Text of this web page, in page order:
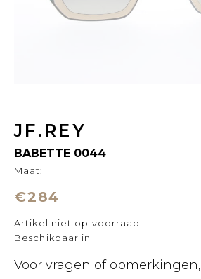
JF.REY
BABETTE 0044
Maat:
€284
Artikel niet op voorraad
Beschikbaar in
Voor vragen of opmerkingen,